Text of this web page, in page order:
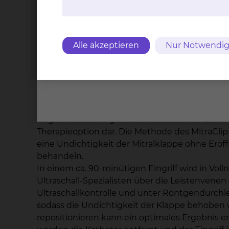
Die minimal-invasive, klappenerhaltende
Begleiterkrankungen zu risikoreich sein. Bei
Therapieoption dar. Die Methode des
eine Undichtigkeit der Mitralklappe ohne
behandeln.
In einem ca. 90-minütigen Eingriff wird in
Ultraschall-Spezialisten über die
Ultraschallkontrolle und unter
sodass die Undichtigkeit der Klappe
repositionieren kann ein optimales Ergebnis
Alle akzeptieren Nur